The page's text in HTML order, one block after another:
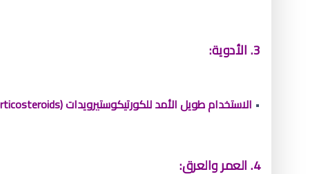
3. الأدوية:
• الاستخدام طويل الأمد للكورتيكوستيرويدات (Corticosteroids)
4. العمر والعرق: